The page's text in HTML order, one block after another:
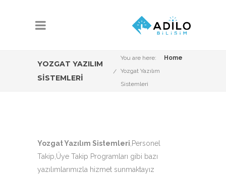
YOZGAT YAZILIM
SISTEMLERI
You are here:
Home
Yozgat Yazılım
Sistemleri
Yozgat Yazılım Sistemleri ,Personel
Takip,Üye Takip Programları gibi bazı
yazılımlarımızla hizmet sunmaktayız